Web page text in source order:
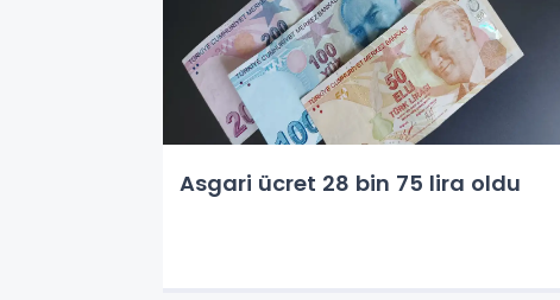
Asgari ücret 28 bin 75 lira oldu